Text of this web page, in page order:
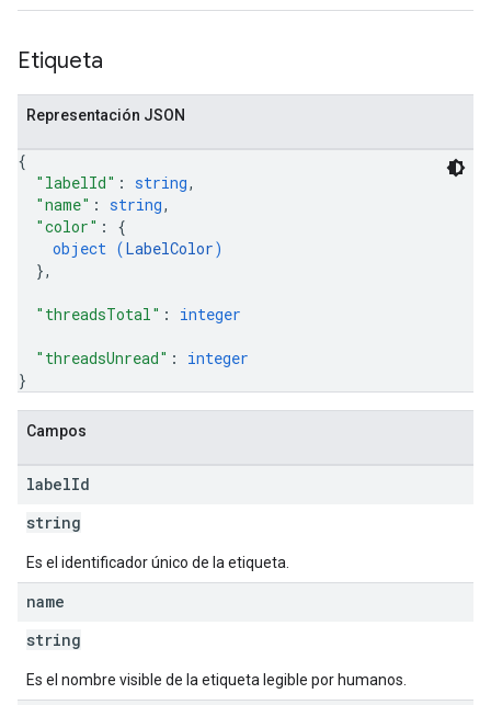
Etiqueta
Representación JSON
{
"labelId" : string,
"name" : string,
"color" : {
object (LabelColor)
},
"threadsTotal" : integer
"threadsUnread" : integer
}
Campos
labelId
string
Es el identificador único de la etiqueta.
name
string
Es el nombre visible de la etiqueta legible por humanos.